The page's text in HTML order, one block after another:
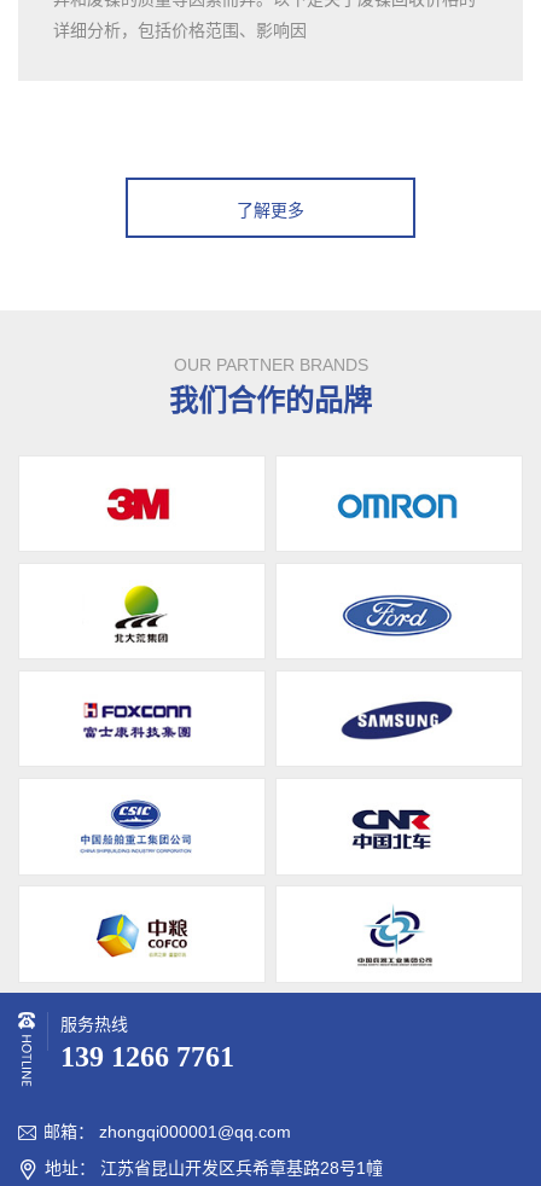
详细分析，包括价格范围、影响因
了解更多
OUR PARTNER BRANDS
我们合作的品牌
服务热线
139 1266 7761
 邮箱： zhongqi000001@qq.com
 地址： 江苏省昆山开发区兵希章基路28号1幢